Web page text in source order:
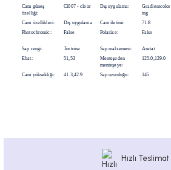
Cam güneş
özelliği:
Cl007 - clear Dış uygulama:
Gradientcolor
ing
Cam özellikleri: Dış uygulama Cam iletimi: 71.8
Photochromic:
False Polarize: False
Sap rengi: Tortoise Sap malzemesi: Asetat
Ebat:
51,53
Menteşeden
menteşeye:
125.0,129.0
Cam yüksekliği: 41.3,42.9 Sap uzunluğu: 145
Hızlı Teslimat